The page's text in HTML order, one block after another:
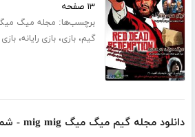
۱۳ صفحه
برچسب‌ها: مجله میگ
گیم،بازی،بازی رایانه،
دانلود مجله گیم میگ میگ mig mig - شماره هشتم